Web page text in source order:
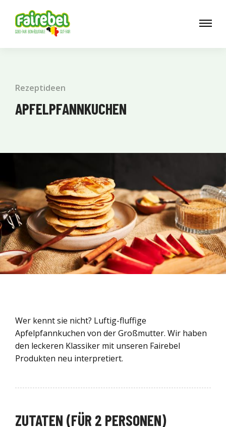
Rezeptideen
APFELPFANNKUCHEN
Wer kennt sie nicht? Luftig-fluffige
Apfelpfannkuchen von der Großmutter. Wir haben
den leckeren Klassiker mit unseren Fairebel
Produkten neu interpretiert.
ZUTATEN (FÜR 2 PERSONEN)